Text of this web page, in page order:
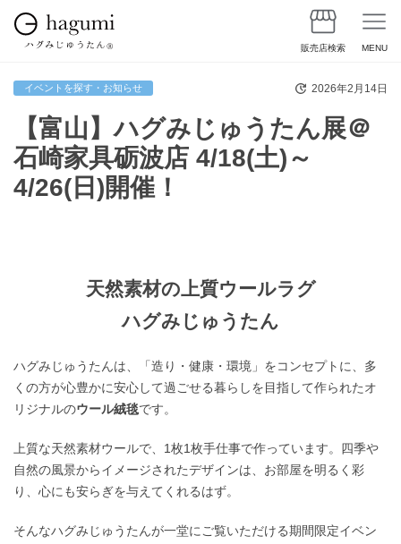
販売店検索 MENU
【富山】ハグみじゅうたん展＠
石崎家具砺波店 4/18(土)～
4/26(日)開催！
イベントを探す・お知らせ 2026年2月14日
天然素材の上質ウールラグ
ハグみじゅうたん
ハグみじゅうたんは、「造り・健康・環境」をコンセプトに、多
くの方が心豊かに安心して過ごせる暮らしを目指して作られたオ
リジナルのウール絨毯です。
上質な天然素材ウールで、1枚1枚手仕事で作っています。四季や
自然の風景からイメージされたデザインは、お部屋を明るく彩
り、心にも安らぎを与えてくれるはず。
そんなハグみじゅうたんが一堂にご覧いただける期間限定イベン